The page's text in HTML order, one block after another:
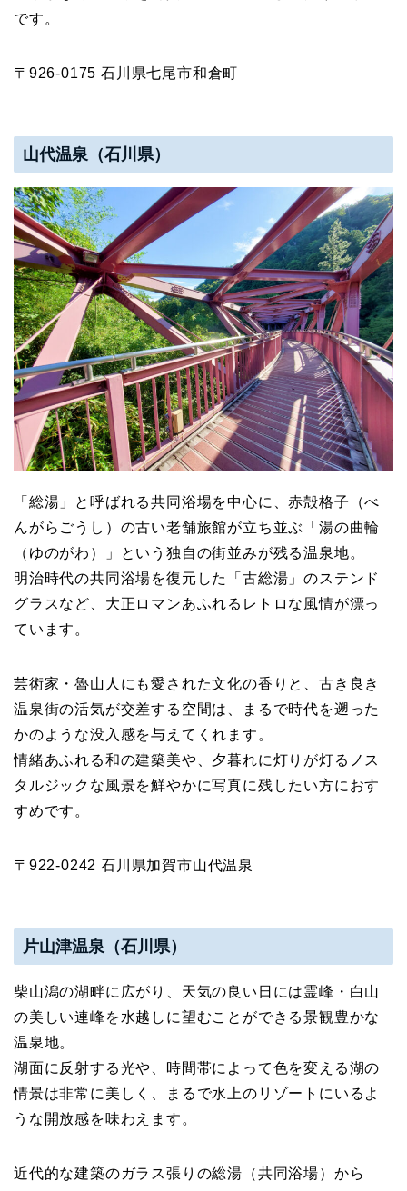
です。
〒926-0175 石川県七尾市和倉町
山代温泉（石川県）
「総湯」と呼ばれる共同浴場を中心に、赤殻格子（べ
んがらごうし）の古い老舗旅館が立ち並ぶ「湯の曲輪
（ゆのがわ）」という独自の街並みが残る温泉地。
明治時代の共同浴場を復元した「古総湯」のステンド
グラスなど、大正ロマンあふれるレトロな風情が漂っ
ています。
芸術家・魯山人にも愛された文化の香りと、古き良き
温泉街の活気が交差する空間は、まるで時代を遡った
かのような没入感を与えてくれます。
情緒あふれる和の建築美や、夕暮れに灯りが灯るノス
タルジックな風景を鮮やかに写真に残したい方におす
すめです。
〒922-0242 石川県加賀市山代温泉
片山津温泉（石川県）
柴山潟の湖畔に広がり、天気の良い日には霊峰・白山
の美しい連峰を水越しに望むことができる景観豊かな
温泉地。
湖面に反射する光や、時間帯によって色を変える湖の
情景は非常に美しく、まるで水上のリゾートにいるよ
うな開放感を味わえます。
近代的な建築のガラス張りの総湯（共同浴場）から